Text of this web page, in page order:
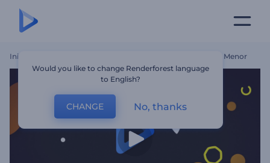
Inicio Promoción De Productos Y Ventas Al Por Menor
Would you like to change Renderforest language
to English?
CHANGE No, thanks